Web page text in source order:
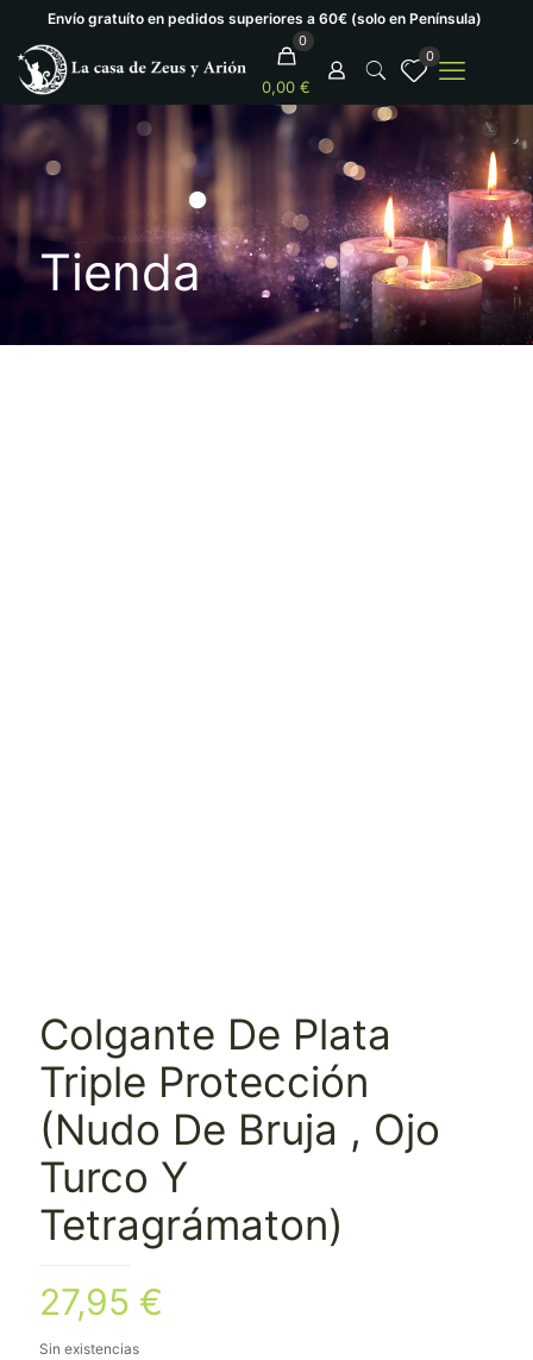
Envío gratuíto en pedidos superiores a 60€ (solo en Península)
0
0,00 €
0
Tienda
Colgante De Plata
Triple Protección
(Nudo De Bruja , Ojo
Turco Y
Tetragrámaton)
27,95 €
Sin existencias